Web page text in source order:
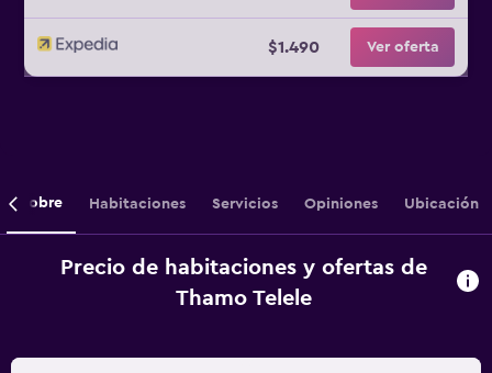
$1.490 Ver oferta
Sobre Habitaciones Servicios Opiniones Ubicación
Precio de habitaciones y ofertas de
Thamo Telele